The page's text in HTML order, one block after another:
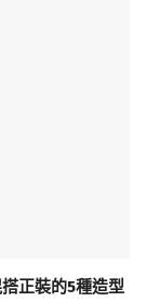
正裝的5種造型